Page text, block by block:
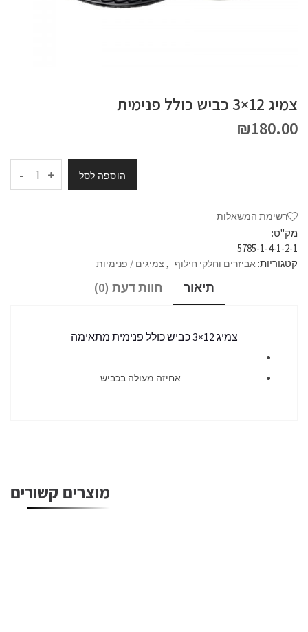
צמיג 12×3 כביש כולל פנימית
₪180.00
- הוספה לסל
רשימת המשאלות
מק"ט:
5785-1-4-1-2-1
קטגוריות: אביזרים וחלקי חילוף , צמיגים / פנימיות
תיאור חוות דעת (0)
צמיג 12×3 כביש כולל פנימית מתאימה
אחיזה מעולה בכביש
מוצרים קשורים